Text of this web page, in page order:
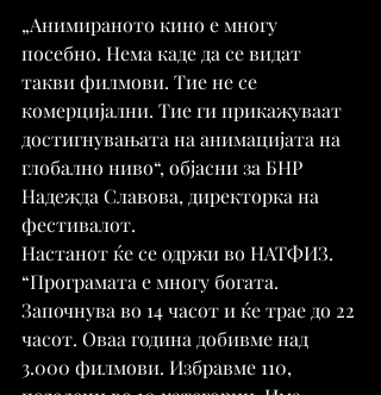
„Анимираното кино е многу
посебно. Нема каде да се видат
такви филмови. Тие не се
комерцијални. Тие ги прикажуваат
достигнувањата на анимацијата на
глобално ниво“, објасни за БНР
Надежда Славова, директорка на
фестивалот.
Настанот ќе се одржи во НАТФИЗ.
“Програмата е многу богата.
Започнува во 14 часот и ќе трае до 22
часот. Оваа година добивме над
3.000 филмови. Избравме 110,